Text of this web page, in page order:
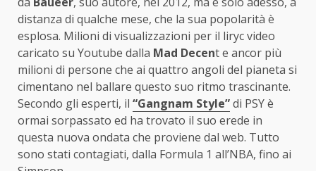
distanza di qualche mese, che la sua popolarità è
esplosa. Milioni di visualizzazioni per il liryc video
caricato su Youtube dalla Mad Decent e ancor più
milioni di persone che ai quattro angoli del pianeta si
cimentano nel ballare questo suo ritmo trascinante.
Secondo gli esperti, il “Gangnam Style”di PSY è
ormai sorpassato ed ha trovato il suo erede in
questa nuova ondata che proviene dal web. Tutto
sono stati contagiati, dalla Formula 1 all’NBA, fino ai